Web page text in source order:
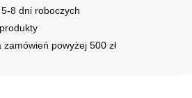
8 dni roboczych
zamówień powyżej 500 zł